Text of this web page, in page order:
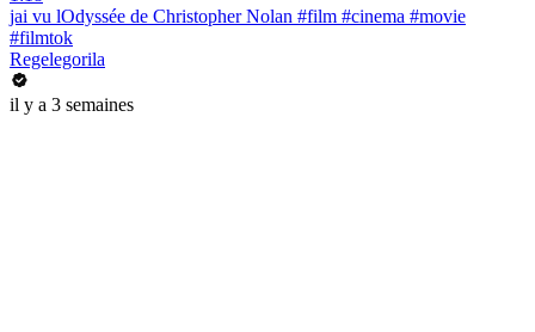
jai vu lOdyssée de Christopher Nolan #film #cinema #movie
#filmtok
Regelegorila
il y a 3 semaines